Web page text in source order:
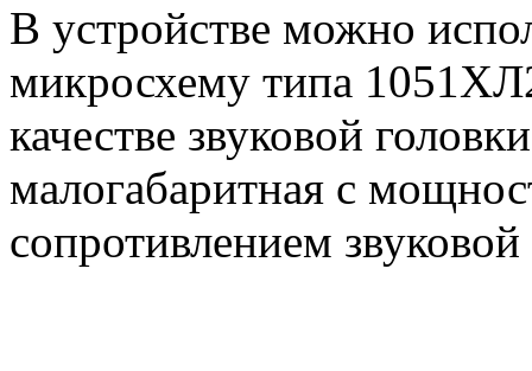
В устройстве можно
микросхему типа
качестве звуковой
малогабаритная с
сопротивлением